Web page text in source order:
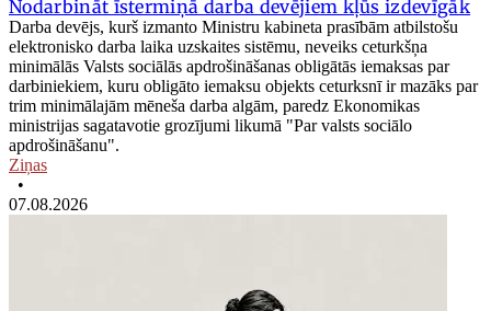
Nodarbināt īstermiņā darba devējiem kļūs izdevīgāk
Darba devējs, kurš izmanto Ministru kabineta prasībām atbilstošu
elektronisko darba laika uzskaites sistēmu, neveiks ceturkšņa
minimālās Valsts sociālās apdrošināšanas obligātās iemaksas par
darbiniekiem, kuru obligāto iemaksu objekts ceturksnī ir mazāks par
trim minimālajām mēneša darba algām, paredz Ekonomikas
ministrijas sagatavotie grozījumi likumā "Par valsts sociālo
apdrošināšanu".
Ziņas
•
07.08.2026